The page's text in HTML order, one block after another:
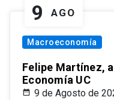
9 AGO
Macroeconomía
Felipe Martínez,
Economía UC
9 de Agosto de